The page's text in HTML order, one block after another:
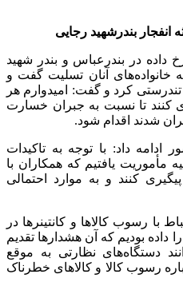
انفجار بندرشهید رجایی
داده در بندرعباس و بندر شهید
خانواده‌های آنان تسلیت گفت و
کرد و گفت: امیدوارم هر
کنند تا نسبت به جبران خسارت
شدند اقدام شود.
داد: با توجه به تاکیدات
مأموریت یافتیم که همکاران با
کنند و به موارد احتمالی
با رسوب کالا‌ها و کانتینر‌ها در
داده بودیم که آن هشدار‌ها تقدیم
دستگاه‌های نظارتی به موقع
رسوب کالا و کالا‌های خطرناک